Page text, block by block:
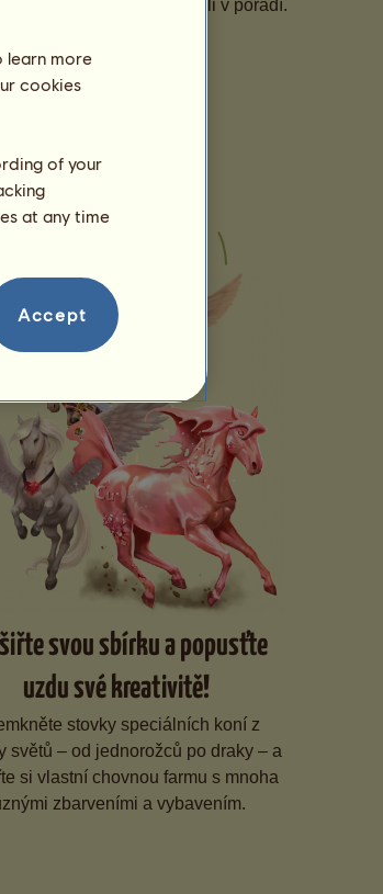
soutěží, abyste stoupali v pořadí.
svou sbírku a popusťte
uzdu své kreativitě!
stovky speciálních koní z
světů – od jednorožců po draky – a
si vlastní chovnou farmu s mnoha
zbarveními a vybavením.
learn more
cookies
of your
at any time
Accept